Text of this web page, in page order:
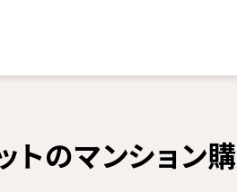
トのマンション